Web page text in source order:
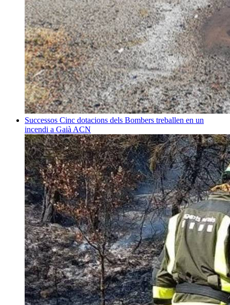
Successos Cinc dotacions dels Bombers treballen en un
incendi a Gaià ACN